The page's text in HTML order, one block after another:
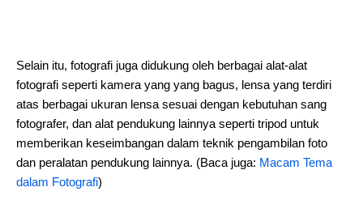
Selain itu, fotografi juga didukung oleh berbagai alat-alat
fotografi seperti kamera yang yang bagus, lensa yang terdiri
atas berbagai ukuran lensa sesuai dengan kebutuhan sang
fotografer, dan alat pendukung lainnya seperti tripod untuk
memberikan keseimbangan dalam teknik pengambilan foto
dan peralatan pendukung lainnya. (Baca juga: Macam Tema
dalam Fotografi)